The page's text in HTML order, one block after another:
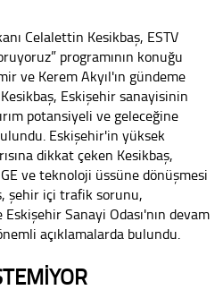
Celalettin Kesikbaş, ESTV
programının konuğu
ve Kerem Akyıl'ın gündeme
Eskişehir sanayisinin
potansiyeli ve geleceğine
Eskişehir'in yüksek
dikkat çeken Kesikbaş,
ve teknoloji üssüne dönüşmesi
şehir içi trafik sorunu,
Sanayi Odası'nın devam
açıklamalarda bulundu.